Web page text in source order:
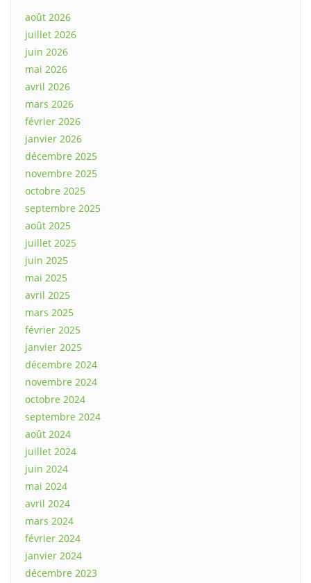
août 2026
juillet 2026
juin 2026
mai 2026
avril 2026
mars 2026
février 2026
janvier 2026
décembre 2025
novembre 2025
octobre 2025
septembre 2025
août 2025
juillet 2025
juin 2025
mai 2025
avril 2025
mars 2025
février 2025
janvier 2025
décembre 2024
novembre 2024
octobre 2024
septembre 2024
août 2024
juillet 2024
juin 2024
mai 2024
avril 2024
mars 2024
février 2024
janvier 2024
décembre 2023